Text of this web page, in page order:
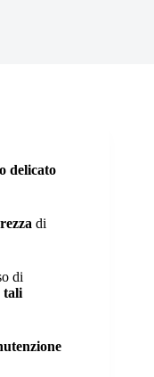
delicato
di
di
tali